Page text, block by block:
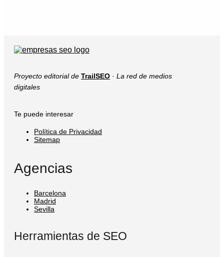
Proyecto editorial de TrailSEO · La red de medios
digitales
Te puede interesar
Política de Privacidad
Sitemap
Agencias
Barcelona
Madrid
Sevilla
Herramientas de SEO